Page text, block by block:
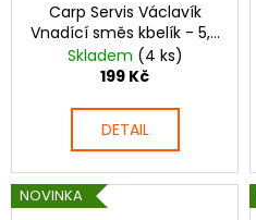
Carp Servis Václavík
Vnadící směs kbelík - 5,2
l
Skladem (4 ks)
199 Kč
DETAIL
NOVINKA